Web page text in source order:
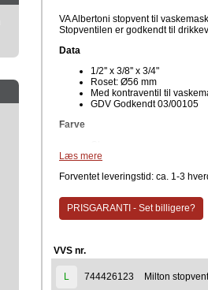
VA Albertoni stopvent til
Stopventilen er godkendt til
Data
1/2'' x 3/8'' x 3/4"
Roset: Ø56 mm
Med kontraventil til
GDV Godkendt 03/00105
Farve
Læs mere
Forventet leveringstid: ca. 1-3
PRISGARANTI - Set billigere?
VVS nr.
L 744426123 Milton